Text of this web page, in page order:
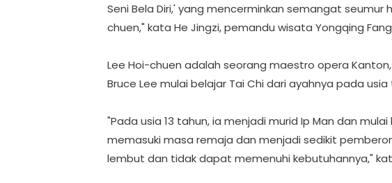
Seni Bela Diri,' yang mencerminkan semangat seumur
chuen," kata He Jingzi, pemandu wisata Yongqing
Lee Hoi-chuen adalah seorang maestro opera
Bruce Lee mulai belajar Tai Chi dari ayahnya pada
"Pada usia 13 tahun, ia menjadi murid Ip Man dan
memasuki masa remaja dan menjadi sedikit
lembut dan tidak dapat memenuhi kebutuhannya,"